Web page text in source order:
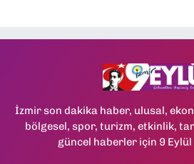
İzmir son dakika haber, ulusal,
bölgesel, spor, turizm, etkinlik,
güncel haberler için 9